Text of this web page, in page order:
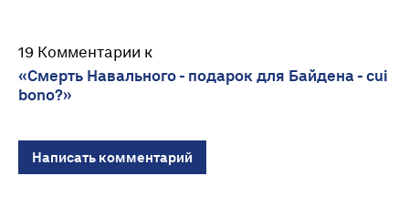
19 Комментарии к
«Смерть Навального - подарок для Байдена - cui
bono?»
Написать комментарий